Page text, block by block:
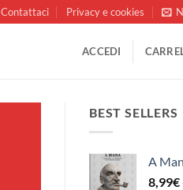
Contattaci Privacy e cookies
ACCEDI
BEST SELLERS
A
8,99€